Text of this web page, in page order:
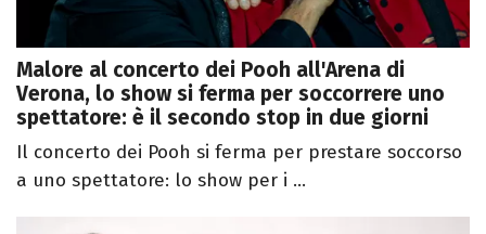
Malore al concerto dei Pooh all'Arena di
Verona, lo show si ferma per soccorrere uno
spettatore: è il secondo stop in due giorni
Il concerto dei Pooh si ferma per prestare soccorso
a uno spettatore: lo show per i ...